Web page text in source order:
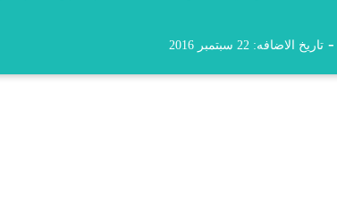
تاريخ الاضافه: 22 سبتمبر 2016